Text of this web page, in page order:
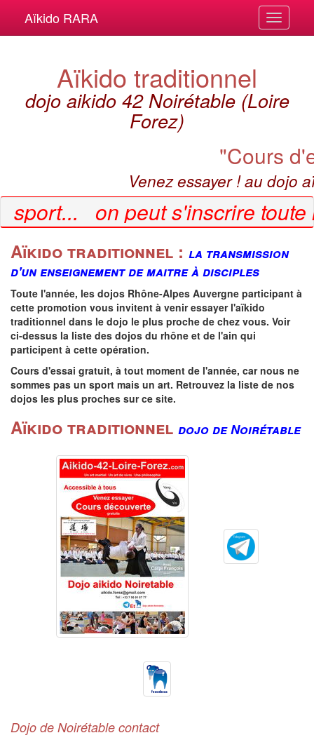
Aïkido RARA
Aïkido traditionnel
dojo aikido 42 Noirétable (Loire
Forez)
"Cours
Venez essayer ! au dojo
on peut s'inscrire
Aïkido traditionnel : la transmission
d'un enseignement de maitre à disciples
Toute l'année, les dojos Rhône-Alpes Auvergne participant à
cette promotion vous invitent à venir essayer l'aïkido
traditionnel dans le dojo le plus proche de chez vous. Voir
ci-dessus la liste des dojos du rhône et de l'ain qui
participent à cette opération.
Cours d'essai gratuit, à tout moment de l'année, car nous ne
sommes pas un sport mais un art. Retrouvez la liste de nos
dojos les plus proches sur ce site.
Aïkido traditionnel dojo de Noirétable
Dojo de Noirétable contact